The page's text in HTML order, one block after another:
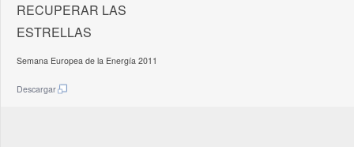
RECUPERAR LAS
ESTRELLAS
Semana Europea de la Energía 2011
Descargar